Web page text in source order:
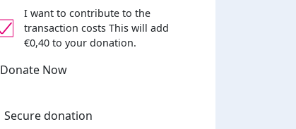
I want to contribute to the
transaction costs This will add
€0,40 to your donation.
Donate Now